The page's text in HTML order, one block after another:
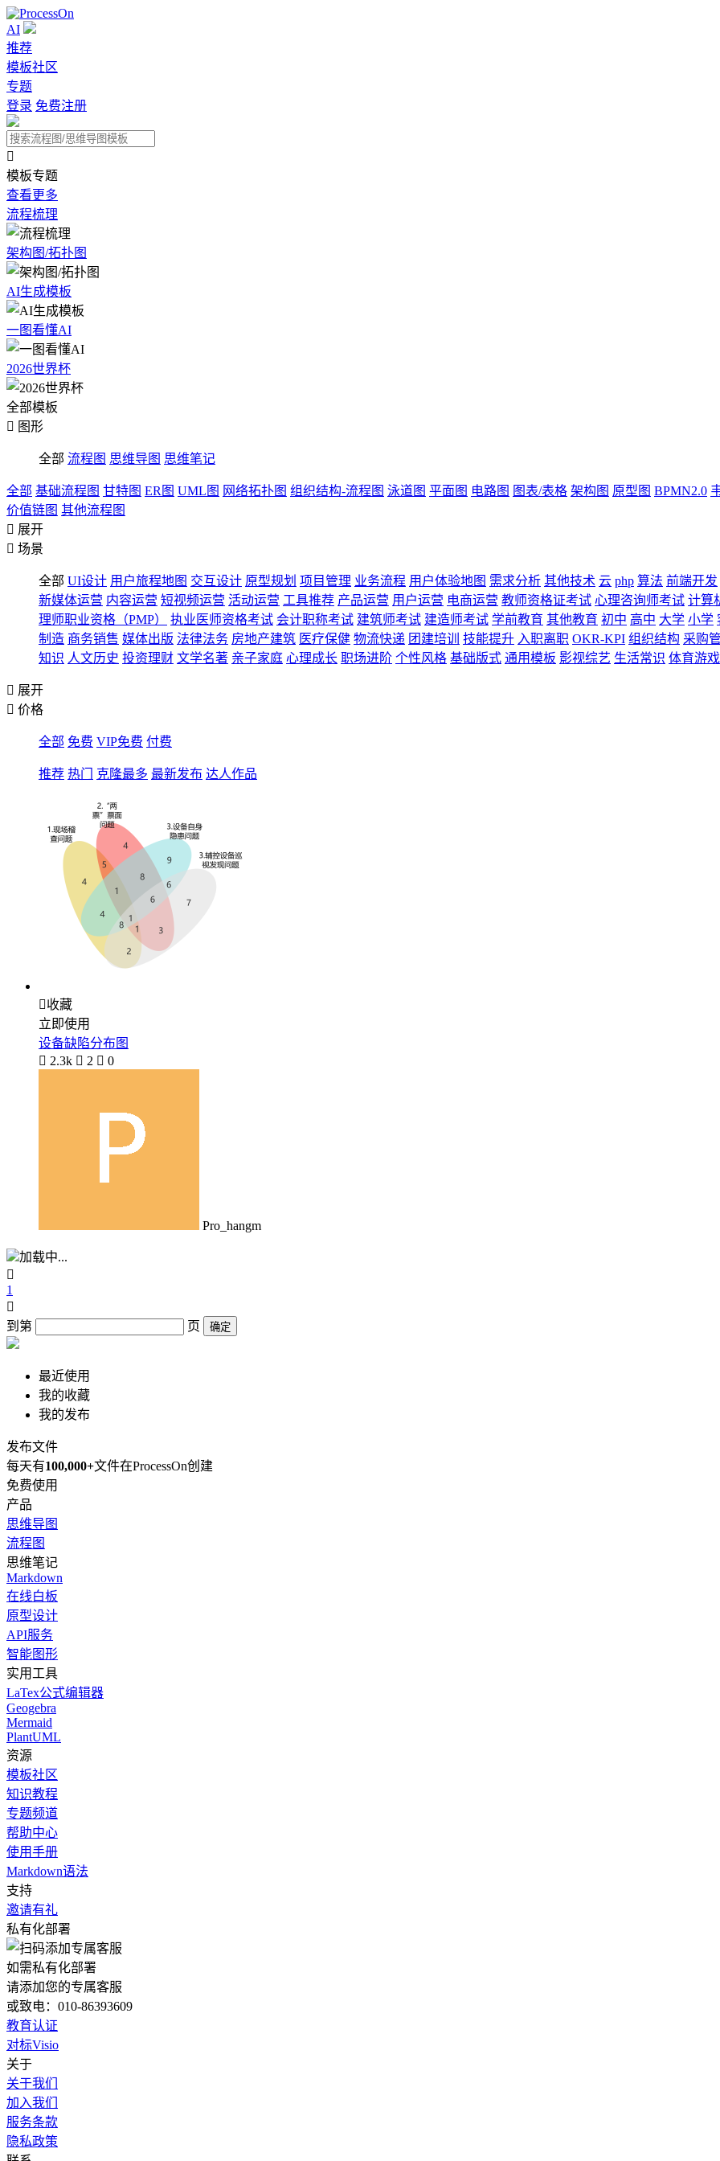
AI
推荐
模板社区
专题
登录 免费注册

模板专题
查看更多
流程梳理
架构图/拓扑图
AI生成模板
一图看懂AI
2026世界杯
全部模板
 图形
全部 流程图 思维导图 思维笔记
全部 基础流程图 甘特图 ER图 UML图 网络拓扑图 组织结构-流程图 泳道图 平面图 电路图 图表/表格 架构图 原型图 BPMN2.0
价值链图 其他流程图
 展开
 场景
全部 UI设计 用户旅程地图 交互设计 原型规划 项目管理 业务流程 用户体验地图 需求分析 其他技术 云 php 算法 前端开发
新媒体运营 内容运营 短视频运营 活动运营 工具推荐 产品运营 用户运营 电商运营 教师资格证考试 心理咨询师考试 计算
理师职业资格（PMP）
执业医师资格考试 会计职称考试 建筑师考试 建造师考试 学前教育 其他教育 初中 高中 大学 小学
制造 商务销售 媒体出版 法律法务 房地产建筑 医疗保健 物流快递 团建培训 技能提升 入职离职 OKR-KPI 组织结构 采购
知识 人文历史 投资理财 文学名著 亲子家庭 心理成长 职场进阶 个性风格 基础版式 通用模板 影视综艺 生活常识 体育游戏
 展开
 价格
全部 免费 VIP免费 付费
推荐 热门 克隆最多 最新发布 达人作品
收藏
立即使用
设备缺陷分布图
 2.3k  2  0
Pro_hangm
加载中...

1

到第
页 确定
最近使用
我的收藏
我的发布
发布文件
每天有100,000+文件在ProcessOn创建
免费使用
产品
思维导图
流程图
思维笔记
Markdown
在线白板
原型设计
API服务
智能图形
实用工具
LaTex公式编辑器
Geogebra
Mermaid
PlantUML
资源
模板社区
知识教程
专题频道
帮助中心
使用手册
Markdown语法
支持
邀请有礼
私有化部署
如需私有化部署
请添加您的专属客服
或致电：010-86393609
教育认证
对标Visio
关于
关于我们
加入我们
服务条款
隐私政策